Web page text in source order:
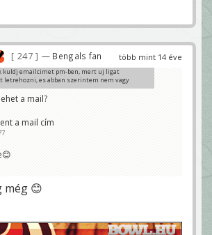
több mint 14 éve
247 — Bengals fan
kuldj emailcimet pm-ben, mert uj ligat
letrehozni, es abban szerintem nem vagy
a mail?
a mail cím
még 😊